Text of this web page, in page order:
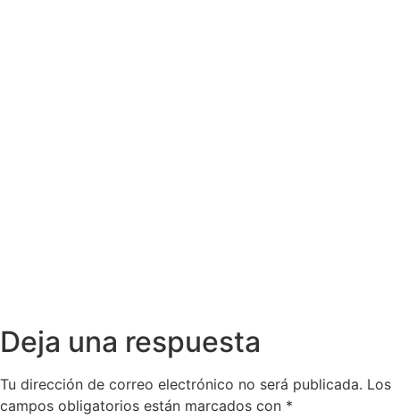
Deja una respuesta
Tu dirección de correo electrónico no será publicada. Los
campos obligatorios están marcados con *